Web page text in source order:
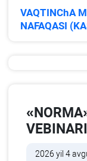
VAQTINChA
NAFAQASI
2026 yil 4